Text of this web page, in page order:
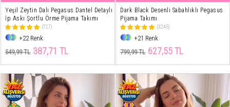
Yeşil Zeytin Dalı Pegasus Dantel Detaylı
İp Askı Şortlu Örme Pijama Takımı
(727)
+22 Renk
549,99 TL 387,71 TL
Dark Black Desenli Sabahlıklı Pegasus
Pijama Takımı
(3245)
+21 Renk
799,99 TL 627,55 TL